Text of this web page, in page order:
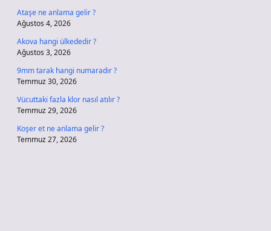
Ataşe ne anlama gelir ?
Ağustos 4, 2026
Akova hangi ülkededir ?
Ağustos 3, 2026
9mm tarak hangi numaradır ?
Temmuz 30, 2026
Vücuttaki fazla klor nasıl atılır ?
Temmuz 29, 2026
Koşer et ne anlama gelir ?
Temmuz 27, 2026